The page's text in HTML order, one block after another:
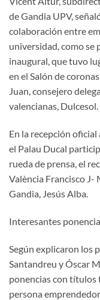
de Gandia UPV,
colaboración entre
universidad, como se
inaugural, que tuvo
en el Salón de
Juan, consejero
valencianas, Dulcesol.
En la recepción
el Palau Ducal
rueda de prensa, el
València Francisco J-
Gandia, Jesús Alba.
Interesantes
Según explicaron los
Santandreu y Óscar
ponencias con títulos
persona